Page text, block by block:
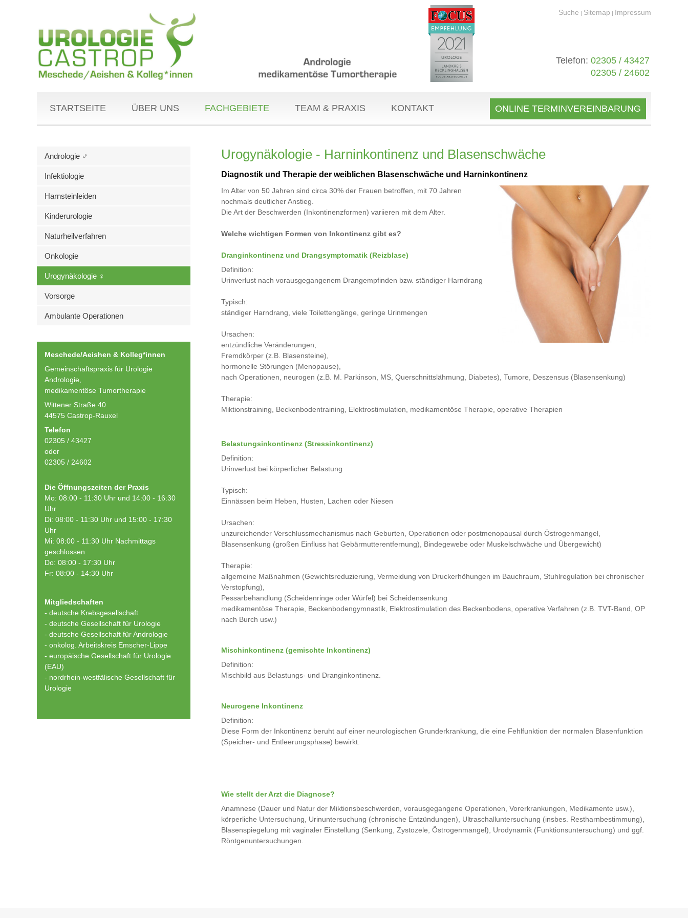
Suche | Sitemap | Impressum
Telefon: 02305 / 43427
02305 / 24602
STARTSEITE ÜBER UNS FACHGEBIETE TEAM & PRAXIS KONTAKT ONLINE TERMINVEREINBARUNG
Andrologie ♂
Infektiologie
Harnsteinleiden
Kinderurologie
Naturheilverfahren
Onkologie
Urogynäkologie ♀
Vorsorge
Ambulante Operationen
Meschede/Aeishen & Kolleg*innen
Gemeinschaftspraxis für Urologie
Andrologie,
medikamentöse Tumortherapie
Wittener Straße 40
44575 Castrop-Rauxel
Telefon
02305 / 43427
oder
02305 / 24602
Die Öffnungszeiten der Praxis
Mo: 08:00 - 11:30 Uhr und 14:00 - 16:30
Uhr
Di: 08:00 - 11:30 Uhr und 15:00 - 17:30
Uhr
Mi: 08:00 - 11:30 Uhr Nachmittags
geschlossen
Do: 08:00 - 17:30 Uhr
Fr: 08:00 - 14:30 Uhr
Mitgliedschaften
- deutsche Krebsgesellschaft
- deutsche Gesellschaft für Urologie
- deutsche Gesellschaft für Andrologie
- onkolog. Arbeitskreis Emscher-Lippe
- europäische Gesellschaft für Urologie
(EAU)
- nordrhein-westfälische Gesellschaft für
Urologie
Urogynäkologie - Harninkontinenz und Blasenschwäche
Diagnostik und Therapie der weiblichen Blasenschwäche und Harninkontinenz
Im Alter von 50 Jahren sind circa 30% der Frauen betroffen, mit 70 Jahren
nochmals deutlicher Anstieg.
Die Art der Beschwerden (Inkontinenzformen) variieren mit dem Alter.
Welche wichtigen Formen von Inkontinenz gibt es?
Dranginkontinenz und Drangsymptomatik (Reizblase)
Definition:
Urinverlust nach vorausgegangenem Drangempfinden bzw. ständiger Harndrang
Typisch:
ständiger Harndrang, viele Toilettengänge, geringe Urinmengen
Ursachen:
entzündliche Veränderungen,
Fremdkörper (z.B. Blasensteine),
hormonelle Störungen (Menopause),
nach Operationen, neurogen (z.B. M. Parkinson, MS, Querschnittslähmung, Diabetes), Tumore, Deszensus (Blasensenkung)
Therapie:
Miktionstraining, Beckenbodentraining, Elektrostimulation, medikamentöse Therapie, operative Therapien
Belastungsinkontinenz (Stressinkontinenz)
Definition:
Urinverlust bei körperlicher Belastung
Typisch:
Einnässen beim Heben, Husten, Lachen oder Niesen
Ursachen:
unzureichender Verschlussmechanismus nach Geburten, Operationen oder postmenopausal durch Östrogenmangel,
Blasensenkung (großen Einfluss hat Gebärmutterentfernung), Bindegewebe oder Muskelschwäche und Übergewicht)
Therapie:
allgemeine Maßnahmen (Gewichtsreduzierung, Vermeidung von Druckerhöhungen im Bauchraum, Stuhlregulation bei chronischer
Verstopfung),
Pessarbehandlung (Scheidenringe oder Würfel) bei Scheidensenkung
medikamentöse Therapie, Beckenbodengymnastik, Elektrostimulation des Beckenbodens, operative Verfahren (z.B. TVT-Band, OP
nach Burch usw.)
Mischinkontinenz (gemischte Inkontinenz)
Definition:
Mischbild aus Belastungs- und Dranginkontinenz.
Neurogene Inkontinenz
Definition:
Diese Form der Inkontinenz beruht auf einer neurologischen Grunderkrankung, die eine Fehlfunktion der normalen Blasenfunktion
(Speicher- und Entleerungsphase) bewirkt.
Wie stellt der Arzt die Diagnose?
Anamnese (Dauer und Natur der Miktionsbeschwerden, vorausgegangene Operationen, Vorerkrankungen, Medikamente usw.),
körperliche Untersuchung, Urinuntersuchung (chronische Entzündungen), Ultraschalluntersuchung (insbes. Restharnbestimmung),
Blasenspiegelung mit vaginaler Einstellung (Senkung, Zystozele, Östrogenmangel), Urodynamik (Funktionsuntersuchung) und ggf.
Röntgenuntersuchungen.